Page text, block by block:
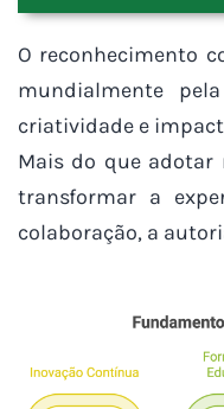
O reconhecimento
mundialmente
criatividade e
Mais do que adotar
transformar a
colaboração, a